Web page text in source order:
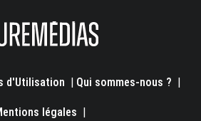
d'Utilisation | Qui sommes-nous ? |
légales |